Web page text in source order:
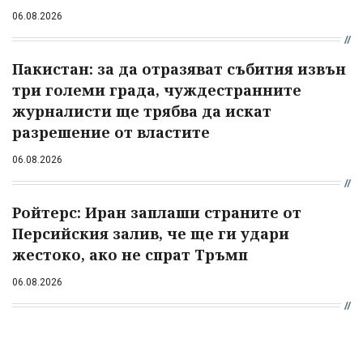
06.08.2026
Пакистан: за да отразяват събития извън
три големи града, чуждестранните
журналисти ще трябва да искат
разрешение от властите
06.08.2026
Ройтерс: Иран заплаши страните от
Персийския залив, че ще ги удари
жестоко, ако не спрат Тръмп
06.08.2026